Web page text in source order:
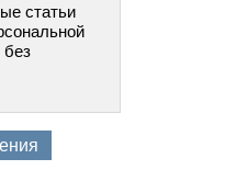
статьи
без